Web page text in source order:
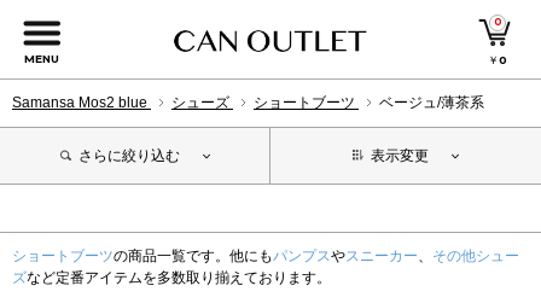
MENU
0
￥0
Samansa Mos2 blue シューズ ショートブーツ ベージュ/薄茶系
さらに絞り込む 表示変更
ショートブーツの商品一覧です。他にもパンプスやスニーカー、 その他シュー
ズなど定番アイテムを多数取り揃えております。